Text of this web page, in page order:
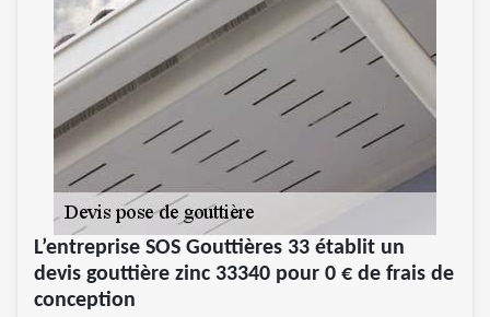
L’entreprise SOS Gouttières 33 établit un
devis gouttière zinc 33340 pour 0 € de frais de
conception